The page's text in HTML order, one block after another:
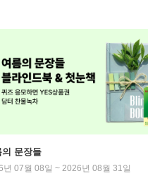
의 문장들
년 07월 08일 ~ 2026년 08월 31일